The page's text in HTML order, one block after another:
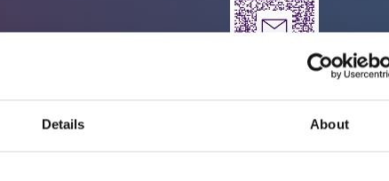
Details About